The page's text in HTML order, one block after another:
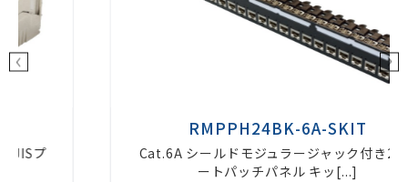
RMPPH24BK-6A-SKIT
Cat.6A シールドモジュラージャック付き24ポ
ートパッチパネル キッ[...]